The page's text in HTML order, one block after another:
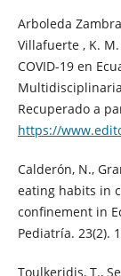
Arboleda
Villafuerte , K.
COVID-19 en
Multidisciplinaria
Recuperado a
https://
Calderón, N.,
eating habits in
confinement in
Pediatría. 23(2).
Toulkeridis, T.,